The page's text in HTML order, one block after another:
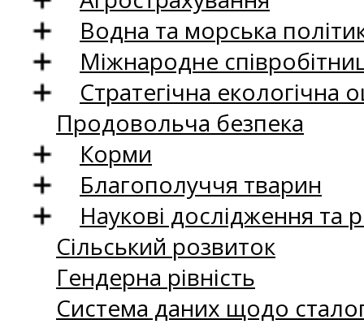
Водна та морська
Міжнародне
Стратегічна екологічна
Продовольча безпека
Корми
Благополуччя тварин
Наукові дослідження та
Сільський розвиток
Гендерна рівність
Система даних щодо